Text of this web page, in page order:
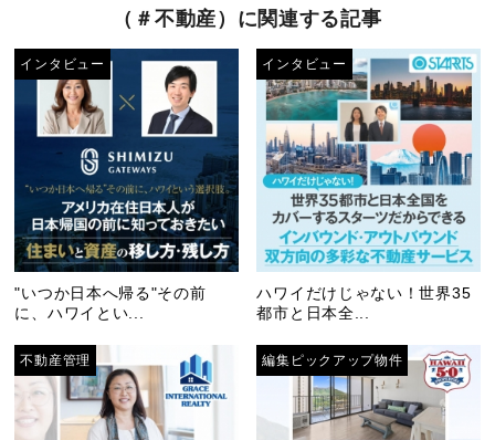
（＃不動産）に関連する記事
インタビュー
"いつか日本へ帰る"その前
に、ハワイとい...
インタビュー
ハワイだけじゃない！世界35
都市と日本全...
不動産管理 編集ピックアップ物件